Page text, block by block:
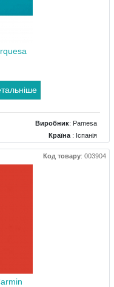
Виробник: Pamesa
Країна : Іспанія
Поверхня: Глянцевий
Колір: Бірюзовий
Код товару: 003904